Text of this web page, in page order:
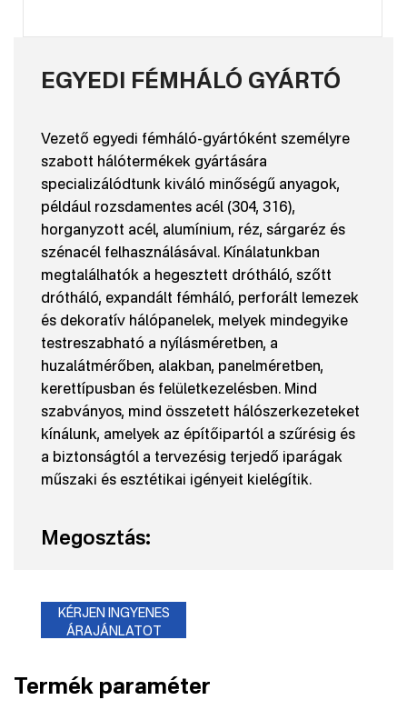
EGYEDI FÉMHÁLÓ GYÁRTÓ
Vezető egyedi fémháló-gyártóként személyre
szabott hálótermékek gyártására
specializálódtunk kiváló minőségű anyagok,
például rozsdamentes acél (304, 316),
horganyzott acél, alumínium, réz, sárgaréz és
szénacél felhasználásával. Kínálatunkban
megtalálhatók a hegesztett drótháló, szőtt
drótháló, expandált fémháló, perforált lemezek
és dekoratív hálópanelek, melyek mindegyike
testreszabható a nyílásméretben, a
huzalátmérőben, alakban, panelméretben,
kerettípusban és felületkezelésben. Mind
szabványos, mind összetett hálószerkezeteket
kínálunk, amelyek az építőipartól a szűrésig és
a biztonságtól a tervezésig terjedő iparágak
műszaki és esztétikai igényeit kielégítik.
Megosztás:
KÉRJEN INGYENES
ÁRAJÁNLATOT
Termék paraméter